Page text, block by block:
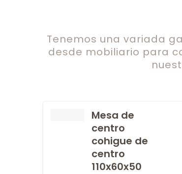
Tenemos una variada
desde mobiliario para
Mesa de
centro
cohigue de
centro
110x60x50